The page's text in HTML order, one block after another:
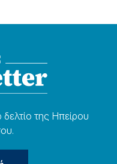
της Ηπείρου